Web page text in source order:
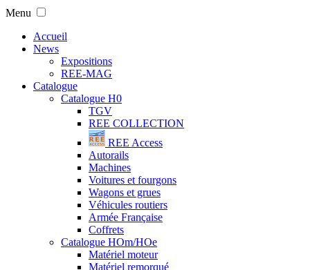
Menu
Accueil
News
Expositions
REE-MAG
Catalogue
Catalogue H0
TGV
REE COLLECTION
REE Access
Autorails
Machines
Voitures et fourgons
Wagons et grues
Véhicules routiers
Armée Française
Coffrets
Catalogue HOm/HOe
Matériel moteur
Matériel remorqué